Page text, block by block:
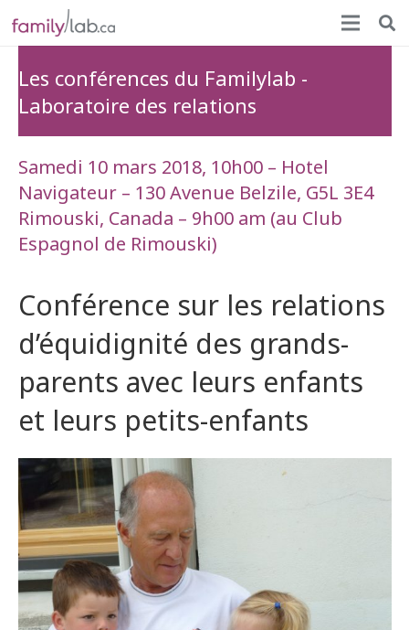
Les conférences du Familylab -
Laboratoire des relations
Samedi 10 mars 2018, 10h00 – Hotel
Navigateur – 130 Avenue Belzile, G5L 3E4
Rimouski, Canada – 9h00 am (au Club
Espagnol de Rimouski)
Conférence sur les relations
d’équidignité des grands-
parents avec leurs enfants
et leurs petits-enfants